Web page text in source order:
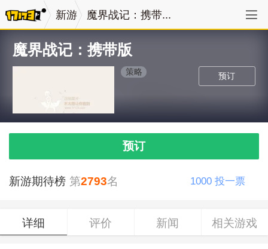
新游 魔界战记：携带...
魔界战记：携带版
预订
策略
预订
新游期待榜 第2793名 1000 投一票
详细 评价 新闻 相关游戏